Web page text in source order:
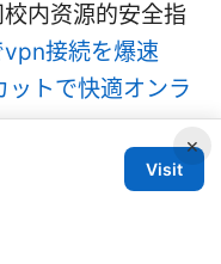
内资源的安全指
接続を爆速
トで快適オンラ
×
Visit